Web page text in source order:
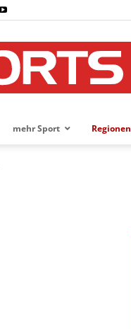
mehr Sport Regionen